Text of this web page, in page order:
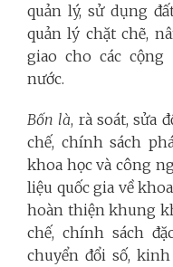
quản lý, sử dụng
quản lý chặt chẽ,
giao cho các
nước.
Bốn là, rà soát, sửa
chế, chính sách
khoa học và công
liệu quốc gia về
hoàn thiện khung
chế, chính sách
chuyển đổi số,